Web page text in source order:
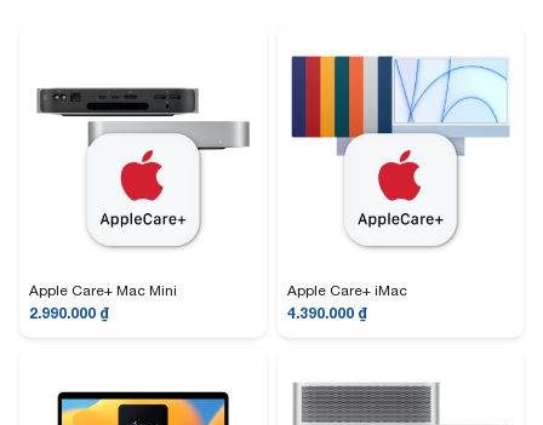
Apple Care+ Mac Mini
2.990.000 ₫
Apple Care+ iMac
4.390.000 ₫